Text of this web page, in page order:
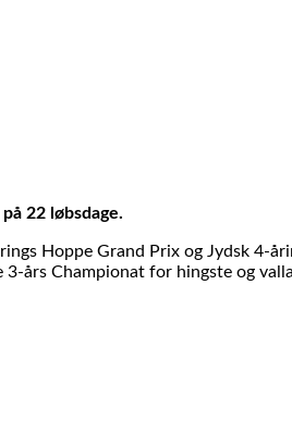
22 løbsdage.
Hoppe Grand Prix og Jydsk 4-
års Championat for hingste og